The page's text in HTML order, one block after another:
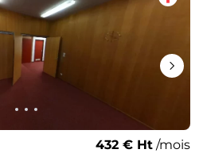
432 € Ht /mois